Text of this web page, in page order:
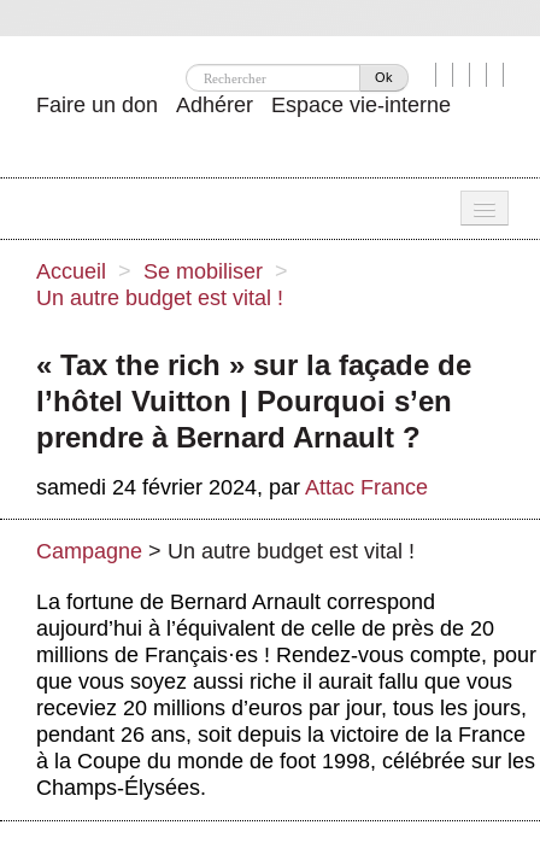
Ok
Faire un don Adhérer Espace vie-interne
Attac ?
Nos idées
Se mobiliser
Publications
Actus et médias
Boutique
Accueil > Se mobiliser >
Un autre budget est vital !
« Tax the rich » sur la façade de
l’hôtel Vuitton | Pourquoi s’en
prendre à Bernard Arnault ?
samedi 24 février 2024, par Attac France
Campagne > Un autre budget est vital !
La fortune de Bernard Arnault correspond
aujourd’hui à l’équivalent de celle de près de 20
millions de Français·es ! Rendez-vous compte, pour
que vous soyez aussi riche il aurait fallu que vous
receviez 20 millions d’euros par jour, tous les jours,
pendant 26 ans, soit depuis la victoire de la France
à la Coupe du monde de foot 1998, célébrée sur les
Champs-Élysées.